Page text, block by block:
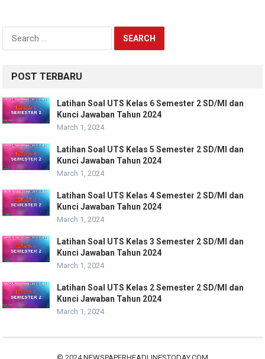
for:
POST TERBARU
Latihan Soal UTS Kelas 6 Semester 2 SD/MI dan
Kunci Jawaban Tahun 2024
March 1, 2024
Latihan Soal UTS Kelas 5 Semester 2 SD/MI dan
Kunci Jawaban Tahun 2024
March 1, 2024
Latihan Soal UTS Kelas 4 Semester 2 SD/MI dan
Kunci Jawaban Tahun 2024
March 1, 2024
Latihan Soal UTS Kelas 3 Semester 2 SD/MI dan
Kunci Jawaban Tahun 2024
March 1, 2024
Latihan Soal UTS Kelas 2 Semester 2 SD/MI dan
Kunci Jawaban Tahun 2024
March 1, 2024